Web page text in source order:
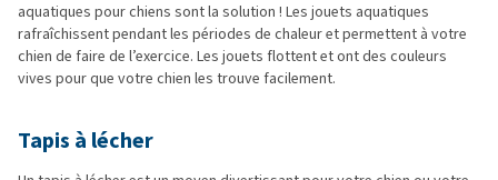
aquatiques pour chiens sont la solution ! Les jouets aquatiques
rafraîchissent pendant les périodes de chaleur et permettent à votre
chien de faire de l’exercice. Les jouets flottent et ont des couleurs
vives pour que votre chien les trouve facilement.
Tapis à lécher